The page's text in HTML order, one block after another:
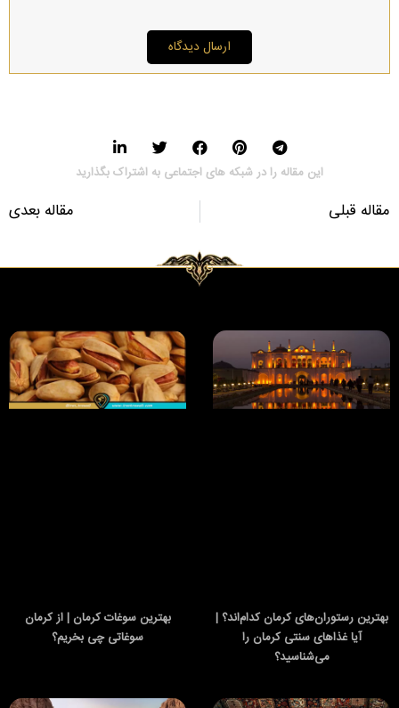
ارسال دیدگاه
این مقاله را در شبکه های اجتماعی به اشتراک بگذارید
مقاله قبلی مقاله بعدی
بهترین رستوران‌های کرمان کدام‌اند؟ |
آیا غذاهای سنتی کرمان را
می‌شناسید؟
بهترین سوغات کرمان | از کرمان
سوغاتی چی بخریم؟